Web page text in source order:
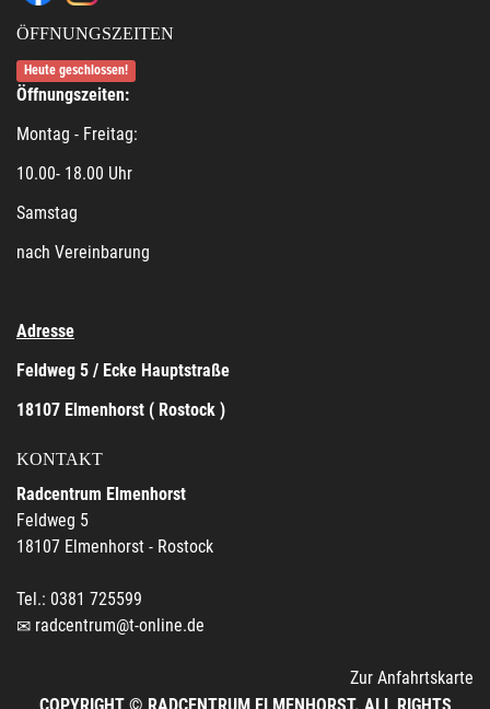
ÖFFNUNGSZEITEN
Heute geschlossen!
Öffnungszeiten:
Montag - Freitag:
10.00- 18.00 Uhr
Samstag
nach Vereinbarung
Adresse
Feldweg 5 / Ecke Hauptstraße
18107 Elmenhorst ( Rostock )
KONTAKT
Radcentrum Elmenhorst
Feldweg 5
18107 Elmenhorst - Rostock
Tel.: 0381 725599
radcentrum@t-online.de
Zur Anfahrtskarte